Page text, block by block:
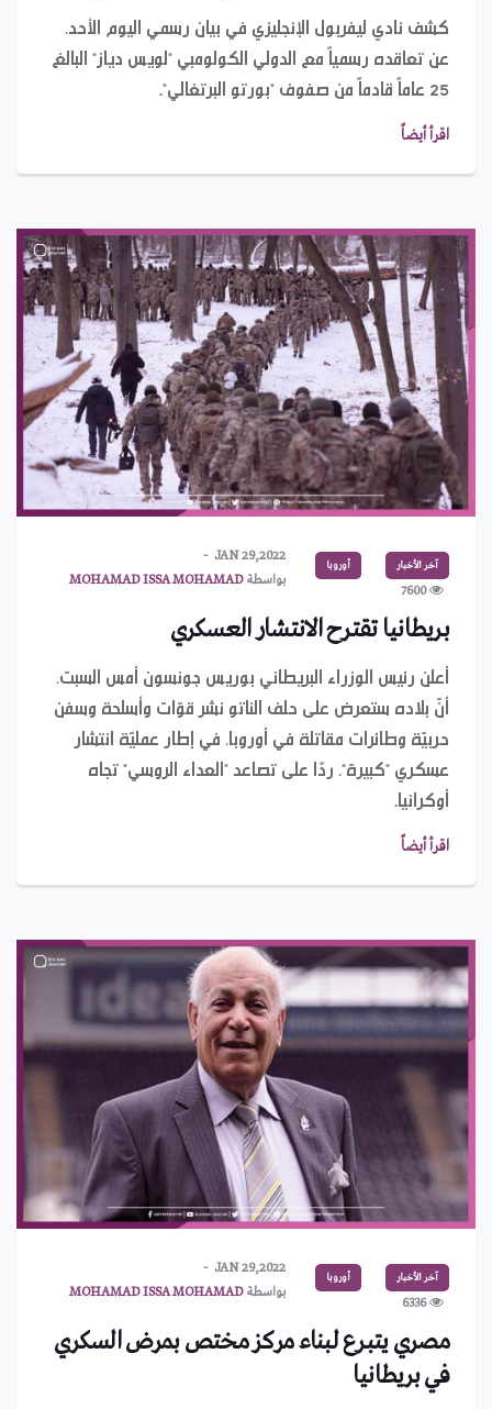
كشف نادي ليفربول الإنجليزي في بيان رسمي اليوم الأحد،
عن تعاقده رسمياً مع الدولي الكولومبي "لويس دياز" البالغ
25 عاماً قادماً من صفوف "بورتو البرتغالي".
اقرأ أيضاً
آخر الأخبار أوروبا
7600
JAN 29,2022
بواسطةMOHAMAD ISSA MOHAMAD
بريطانيا تقترح الانتشار العسكري
أعلن رئيس الوزراء البريطاني بوريس جونسون أمس السبت،
أنّ بلاده ستعرض على حلف الناتو نشر قوّات وأسلحة وسفن
حربيّة وطائرات مقاتلة في أوروبا، في إطار عمليّة انتشار
عسكري "كبيرة"، ردًا على تصاعد "العداء الروسي" تجاه
أوكرانيا.
اقرأ أيضاً
آخر الأخبار أوروبا
6336
JAN 29,2022
بواسطةMOHAMAD ISSA MOHAMAD
مصري يتبرع لبناء مركز مختص بمرض السكري
في بريطانيا